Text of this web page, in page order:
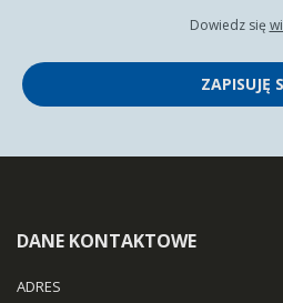
Dowiedz się
ZAPISUJĘ
DANE KONTAKTOWE
ADRES